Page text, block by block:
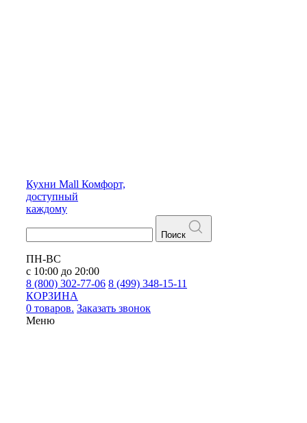
Кухни Mall Комфорт,
доступный
каждому
Поиск
ПН-ВС
с 10:00 до 20:00
8 (800) 302-77-06 8 (499) 348-15-11
КОРЗИНА
0 товаров. Заказать звонок
Меню